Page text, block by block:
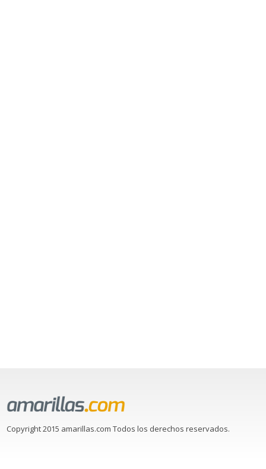
Copyright 2015 amarillas.com Todos los derechos reservados.